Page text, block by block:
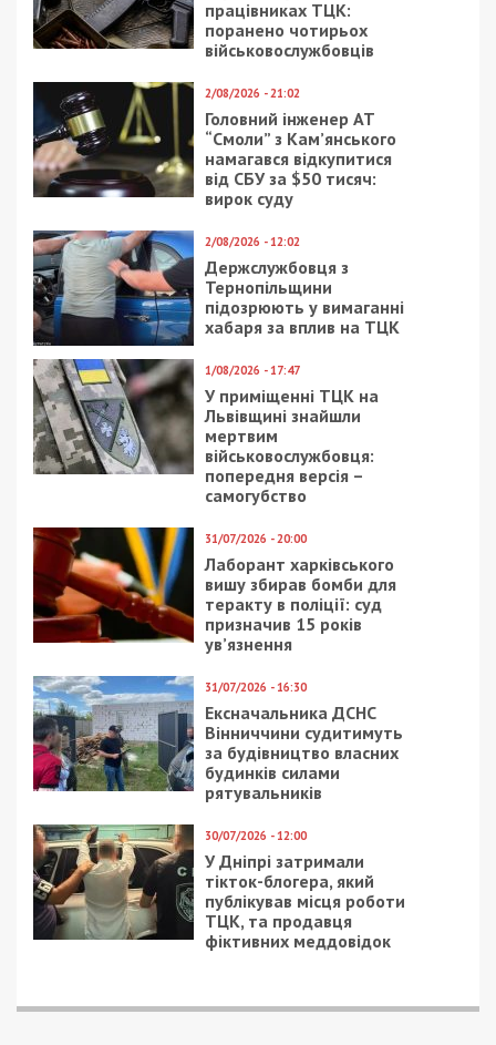
РОЗСЛІДУВАННЯ
5/10/2020 - 12:37
Карантин пиару не
помеха: Зеленский
разъезжал по
оранжевой зоне без
маски и социальной
дистанции (фото)
15/07/2019 - 10:37
Петиция о запрете
повышения тарифов
собрала тысячу
подписей
10/03/2017 - 16:40
Какие мосты в Днепре
дышат на ладан, и
сколько потратят на
ремонт
14/04/2019 - 13:45
квадратных метров
всю ночь бушевал
пожар: видео